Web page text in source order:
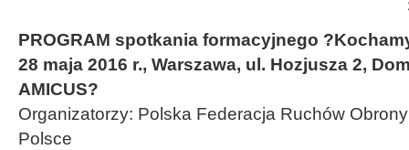
PROGRAM spotkania formacyjnego
28 maja 2016 r., Warszawa, ul. Hozjusza 2,
AMICUS?
Organizatorzy: Polska Federacja Ruchów
Polsce